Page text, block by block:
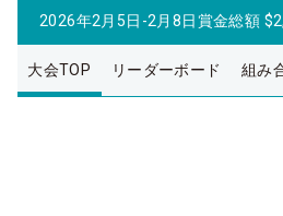
2026年2月5日-2月8日賞金総額
大会TOP リーダーボード 組み